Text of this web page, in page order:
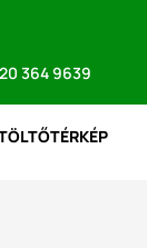
364 9639